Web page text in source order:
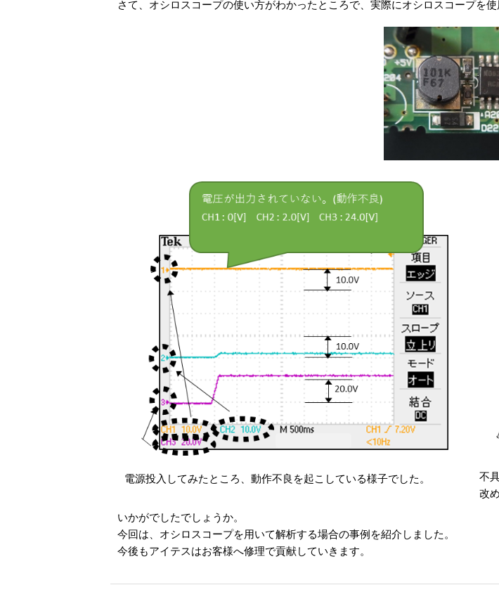
さて、オシロスコープの使い方がわかったところで、実際にオシロスコープを使
電源投入してみたところ、動作不良を起こしている様子でした。
不
改
いかがでしたでしょうか。
今回は、オシロスコープを用いて解析する場合の事例を紹介しました。
今後もアイテスはお客様へ修理で貢献していきます。